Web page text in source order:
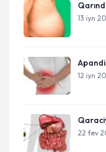
13 iyn
12 iyn
22 fev